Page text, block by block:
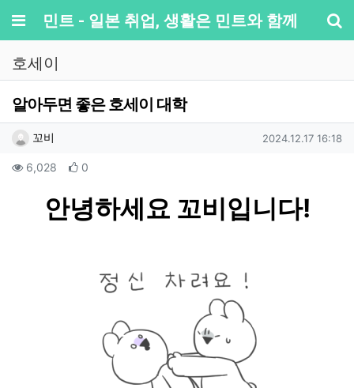
메뉴민트 - 일본 취업, 생활은 민트와 함께
호세이
알아두면 좋은 호세이 대학
작성자 정보
꼬비 작성일
2024.12.17 16:18
컨텐츠 정보
6,028 조회 0
안녕하세요 꼬비입니다!